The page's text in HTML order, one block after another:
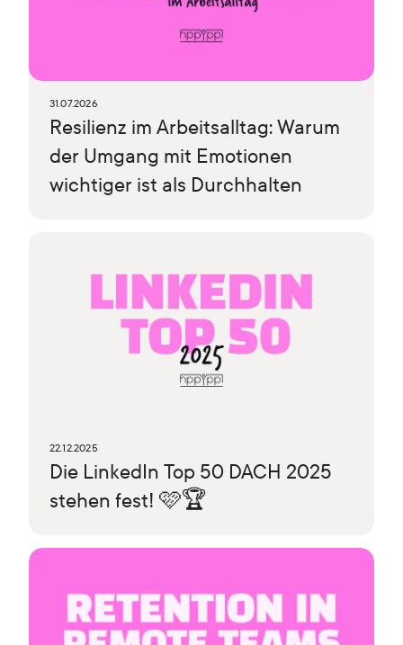
31.07.2026
Resilienz im Arbeitsalltag: Warum
der Umgang mit Emotionen
wichtiger ist als Durchhalten
22.12.2025
Die LinkedIn Top 50 DACH 2025
stehen fest! 🩷🏆